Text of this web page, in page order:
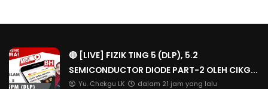
🔴 [LIVE] FIZIK TING 5 (DLP), 5.2
SEMICONDUCTOR DIODE PART-2 OLEH CIKG...
Yu. Chekgu LK dalam 21 jam yang lalu